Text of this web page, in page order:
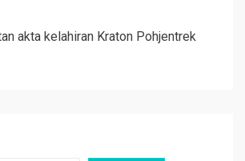
akta kelahiran Kraton Pohjentrek